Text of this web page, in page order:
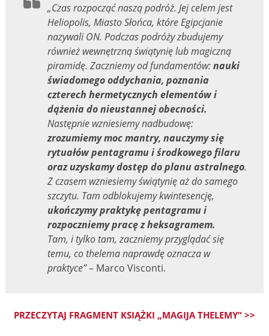
„Czas rozpocząć naszą podróż. Jej celem jest
Heliopolis, Miasto Słońca, które Egipcjanie
nazywali ON. Podczas podróży zbudujemy
również wewnętrzną świątynię lub magiczną
piramidę. Zaczniemy od fundamentów:nauki
świadomego oddychania, poznania
czterech hermetycznych elementów i
dążenia do nieustannej obecności.
Następnie wzniesiemy nadbudowę:
zrozumiemy moc mantry, nauczymy się
rytuałów pentagramu i środkowego filaru
oraz uzyskamy dostęp do planu astralnego.
Z czasem wzniesiemy świątynię aż do samego
szczytu. Tam odblokujemy kwintesencję,
ukończymy praktykę pentagramu i
rozpoczniemy pracę z heksagramem.
Tam, i tylko tam, zaczniemy przyglądać się
temu, co thelema naprawdę oznacza w
praktyce”– Marco Visconti.
PRZECZYTAJ FRAGMENT KSIĄŻKI „MAGIJA THELEMY” >>